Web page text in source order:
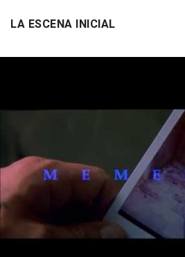
LA ESCENA INICIAL